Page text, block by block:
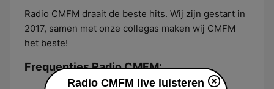
Radio CMFM draait de beste hits. Wij zijn gestart in
2017, samen met onze collegas maken wij CMFM
het beste!
Frequenties Radio CMFM:
Radio CMFM live luisteren